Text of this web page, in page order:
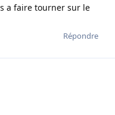
a faire tourner sur le
Répondre